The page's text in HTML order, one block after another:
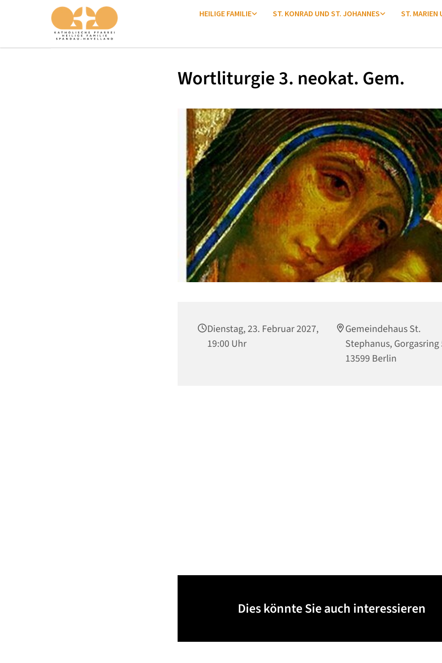
HEILIGE FAMILIE ST. KONRAD UND ST. JOHANNES ST. MARIEN
Wortliturgie 3. neokat. Gem.
Dienstag, 23. Februar 2027,
19:00 Uhr
Gemeindehaus St.
Stephanus, Gorgasring
13599 Berlin
Dies könnte Sie auch interessieren